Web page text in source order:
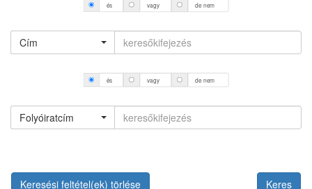
és vagy de nem
Cím
és vagy de nem
Folyóiratcím
Keresési feltétel(ek) törlése